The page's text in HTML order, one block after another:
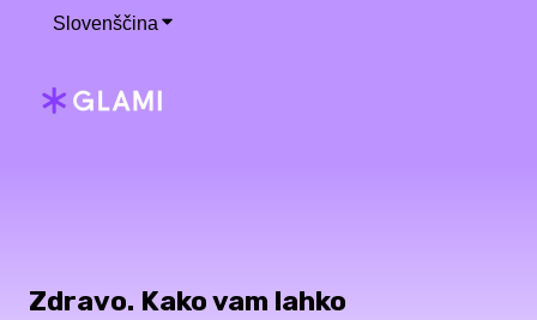
Slovenščina Pokaži podmeni za prevode
Zdravo. Kako vam lahko